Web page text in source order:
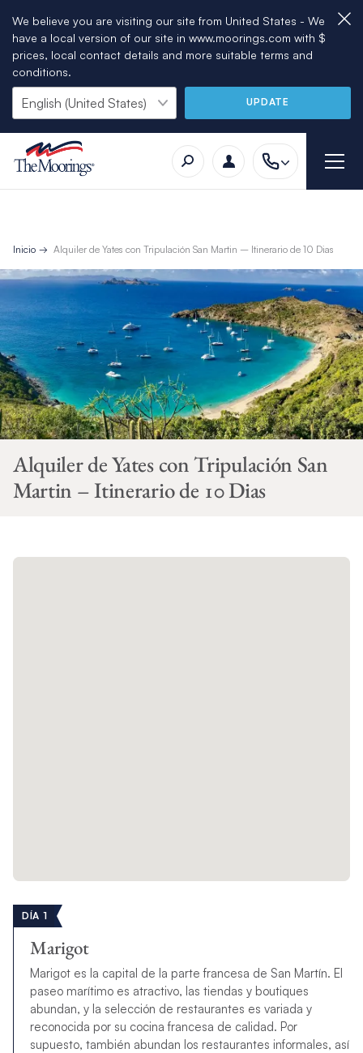
We believe you are visiting our site from United States - We
have a local version of our site in www.moorings.com with $
prices, local contact details and more suitable terms and
conditions.
UPDATE
Inicio Alquiler de Yates con Tripulación San Martin – Itinerario de 10 Dias
Alquiler de Yates con Tripulación San
Martin – Itinerario de 10 Dias
DÍA 1
Marigot
Marigot es la capital de la parte francesa de San Martín. El
paseo marítimo es atractivo, las tiendas y boutiques
abundan, y la selección de restaurantes es variada y
reconocida por su cocina francesa de calidad. Por
supuesto, también abundan los restaurantes informales, así